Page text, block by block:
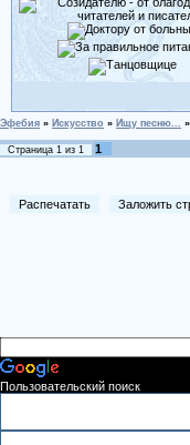
Эфебия » Искусство » Ищу песню... »
Страница 1 из 1 1
Распечатать Заложить
Пользовательский поиск